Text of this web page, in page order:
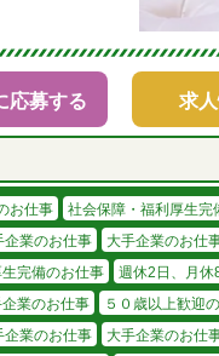
応募する 求
お仕事
社会保障・福利厚生完
企業のお仕事 大手企業のお仕
完備のお仕事 週休2日、月休
企業のお仕事 ５０歳以上歓迎
企業のお仕事 大手企業のお仕